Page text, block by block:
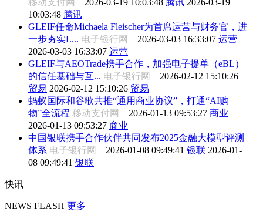
10:03:48 腾讯
GLEIF任命Michaela Fleischer为首席运营与财务官，进
一步夯实L... 电子银行网 2026-03-03 16:33:07 运营
2026-03-03 16:33:07 运营
GLEIF与AEOTrade携手合作，加强电子提单（eBL）
的信任基础与互... 电子银行网 2026-02-12 15:10:26
贸易 2026-02-12 15:10:26 贸易
蚂蚁国际和谷歌共推“通用商业协议”，打通“AI购
物”全流程 移动支付网 2026-01-13 09:53:27 商业
2026-01-13 09:53:27 商业
中国银联携手合作伙伴共同发布2025金融大模型评测
体系 电子银行网 2026-01-08 09:49:41 银联 2026-01-
08 09:49:41 银联
快讯
NEWS FLASH 更多